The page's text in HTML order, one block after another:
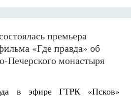
премьера
«Где правда» об
Печерского монастыря
в эфире ГТРК «Псков»